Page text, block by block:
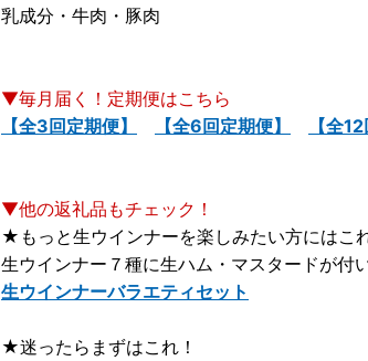
乳成分・牛肉・豚肉
▼毎月届く！定期便はこちら
【全3回定期便】
【全6回定期便】 【全
▼他の返礼品もチェック！
★もっと生ウインナーを楽しみたい方にはこ
生ウインナー７種に生ハム・マスタードが付
生ウインナーバラエティセット
★迷ったらまずはこれ！